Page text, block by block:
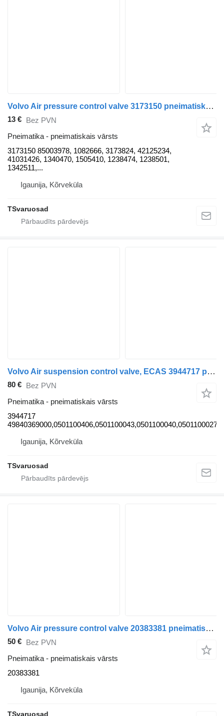
Volvo Air pressure control valve 3173150 pneimatiskais vārsts paredzēts Volvo FM9 vilcēja
13 € Bez PVN
Pneimatika - pneimatiskais vārsts
3173150 85003978, 1082666, 3173824, 42125234,
41031426, 1340470, 1505410, 1238474, 1238501,
1342511,...
Igaunija, Kõrveküla
TSvaruosad
Volvo Air suspension control valve, ECAS 3944717 pneimatiskais vārsts paredzēts Volvo FM9 vilcēja
80 € Bez PVN
Pneimatika - pneimatiskais vārsts
3944717
49840369000,0501100406,0501100043,0501100040,0501100027
Igaunija, Kõrveküla
TSvaruosad
Volvo Air pressure control valve 20383381 pneimatiskais vārsts paredzēts Volvo FM9 vilcēja
50 € Bez PVN
Pneimatika - pneimatiskais vārsts
20383381
Igaunija, Kõrveküla
TSvaruosad